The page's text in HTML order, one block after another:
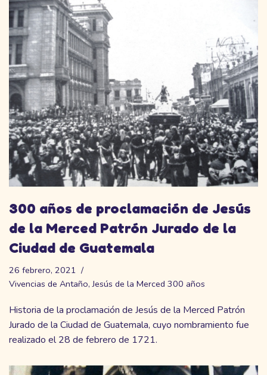
300 años de proclamación de Jesús
de la Merced Patrón Jurado de la
Ciudad de Guatemala
26 febrero, 2021
Vivencias de Antaño,Jesús de la Merced 300 años
Historia de la proclamación de Jesús de la Merced Patrón
Jurado de la Ciudad de Guatemala, cuyo nombramiento fue
realizado el 28 de febrero de 1721.